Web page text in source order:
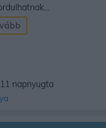
napnyugta